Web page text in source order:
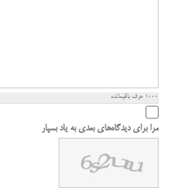
1000 حرف باقیمانده
مرا برای دیدگاه‌های بعدی به یاد بسپار